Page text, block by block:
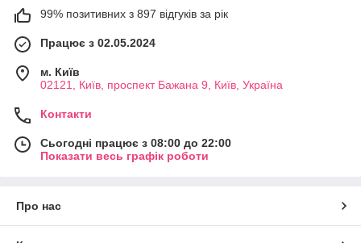
99% позитивних з 897 відгуків за рік
Працює з 02.05.2024
м. Київ
02121, Київ, проспект Бажана 9, Київ, Україна
Контакти
Сьогодні працює з 08:00 до 22:00
Показати весь графік роботи
Про нас